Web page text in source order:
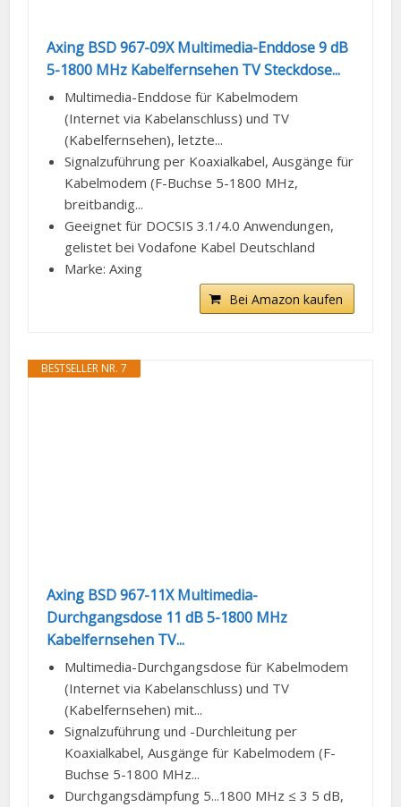
Axing BSD 967-09X Multimedia-Enddose 9 dB
5-1800 MHz Kabelfernsehen TV Steckdose...
Multimedia-Enddose für Kabelmodem
(Internet via Kabelanschluss) und TV
(Kabelfernsehen), letzte...
Signalzuführung per Koaxialkabel, Ausgänge für
Kabelmodem (F-Buchse 5-1800 MHz,
breitbandig...
Geeignet für DOCSIS 3.1/4.0 Anwendungen,
gelistet bei Vodafone Kabel Deutschland
Marke: Axing
Bei Amazon kaufen
BESTSELLER NR. 7
Axing BSD 967-11X Multimedia-
Durchgangsdose 11 dB 5-1800 MHz
Kabelfernsehen TV...
Multimedia-Durchgangsdose für Kabelmodem
(Internet via Kabelanschluss) und TV
(Kabelfernsehen) mit...
Signalzuführung und -Durchleitung per
Koaxialkabel, Ausgänge für Kabelmodem (F-
Buchse 5-1800 MHz...
Durchgangsdämpfung 5...1800 MHz ≤ 3 5 dB,